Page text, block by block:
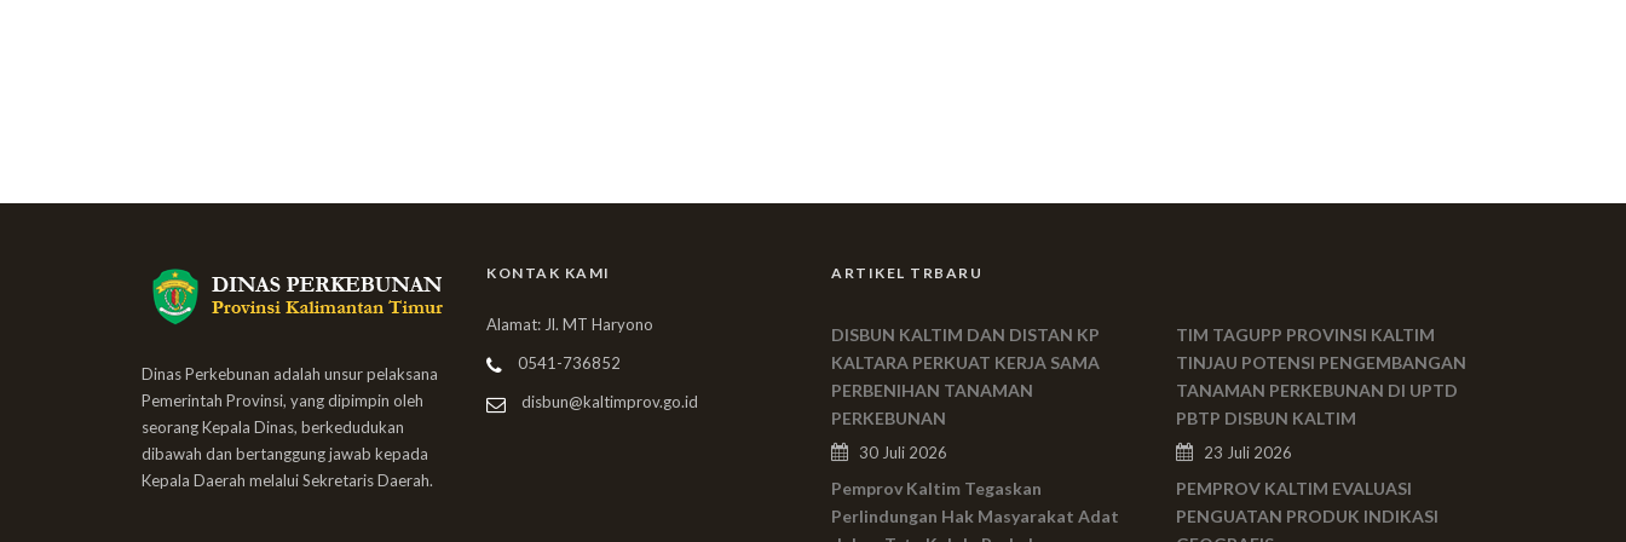
Dinas Perkebunan adalah unsur pelaksana
Pemerintah Provinsi, yang dipimpin oleh
seorang Kepala Dinas, berkedudukan
dibawah dan bertanggung jawab kepada
Kepala Daerah melalui Sekretaris Daerah.
KONTAK KAMI
Alamat: Jl. MT Haryono
0541-736852
disbun@kaltimprov.go.id
ARTIKEL TRBARU
DISBUN KALTIM DAN DISTAN KP
KALTARA PERKUAT KERJA SAMA
PERBENIHAN TANAMAN
PERKEBUNAN
30 Juli 2026
Pemprov Kaltim Tegaskan
Perlindungan Hak Masyarakat Adat
TIM TAGUPP PROVINSI KALTIM
TINJAU POTENSI PENGEMBANGAN
TANAMAN PERKEBUNAN DI UPTD
PBTP DISBUN KALTIM
23 Juli 2026
PEMPROV KALTIM EVALUASI
PENGUATAN PRODUK INDIKASI